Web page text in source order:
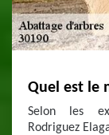
Quel est le
Selon les
Rodriguez